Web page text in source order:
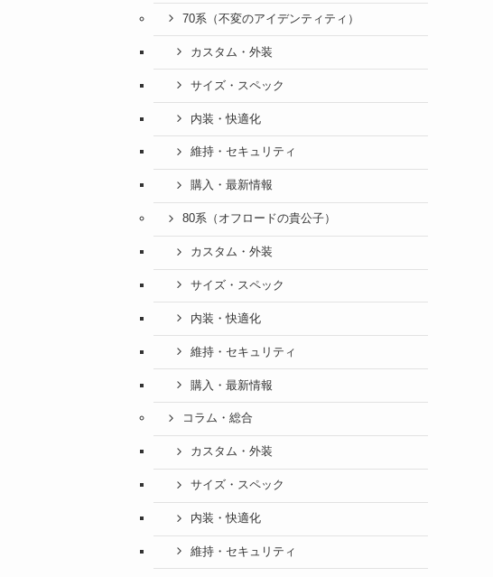
70系（不変のアイデンティティ）
カスタム・外装
サイズ・スペック
内装・快適化
維持・セキュリティ
購入・最新情報
80系（オフロードの貴公子）
カスタム・外装
サイズ・スペック
内装・快適化
維持・セキュリティ
購入・最新情報
コラム・総合
カスタム・外装
サイズ・スペック
内装・快適化
維持・セキュリティ